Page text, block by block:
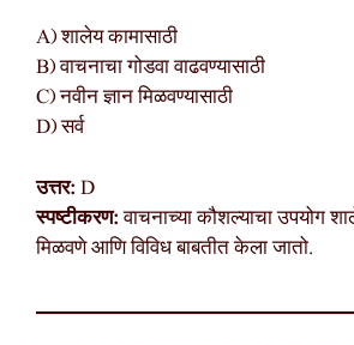
A) शालेय कामासाठी
B) वाचनाचा गोडवा वाढवण्यासाठी
C) नवीन ज्ञान मिळवण्यासाठी
D) सर्व
उत्तर: D
स्पष्टीकरण:वाचनाच्या कौशल्याचा उपयोग
मिळवणे आणि विविध बाबतीत केला जातो.